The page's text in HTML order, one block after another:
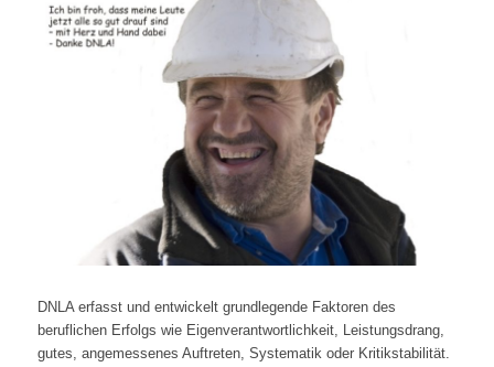
DNLA erfasst und entwickelt grundlegende Faktoren des
beruflichen Erfolgs wie Eigenverantwortlichkeit, Leistungsdrang,
gutes, angemessenes Auftreten, Systematik oder Kritikstabilität.